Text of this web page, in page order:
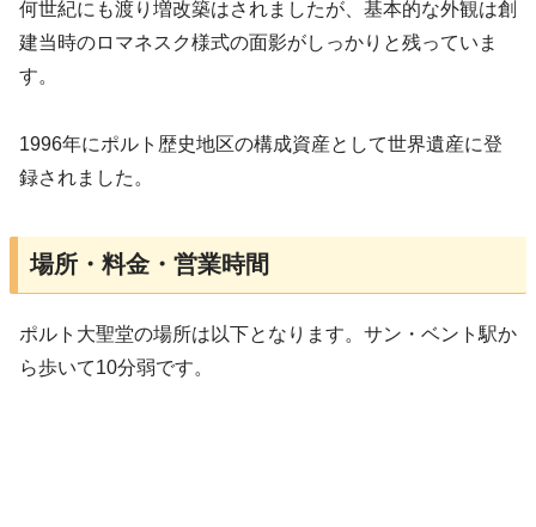
何世紀にも渡り増改築はされましたが、基本的な外観は創
建当時のロマネスク様式の面影がしっかりと残っていま
す。
1996年にポルト歴史地区の構成資産として世界遺産に登
録されました。
場所・料金・営業時間
ポルト大聖堂の場所は以下となります。サン・ベント駅か
ら歩いて10分弱です。